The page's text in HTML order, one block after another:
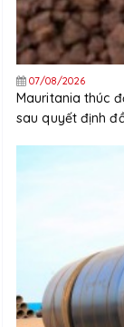
07/08/2026
Mauritania thúc
sau quyết định